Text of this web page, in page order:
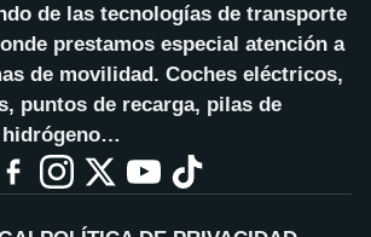
de las tecnologías de transporte
prestamos especial atención a
de movilidad. Coches eléctricos,
puntos de recarga, pilas de